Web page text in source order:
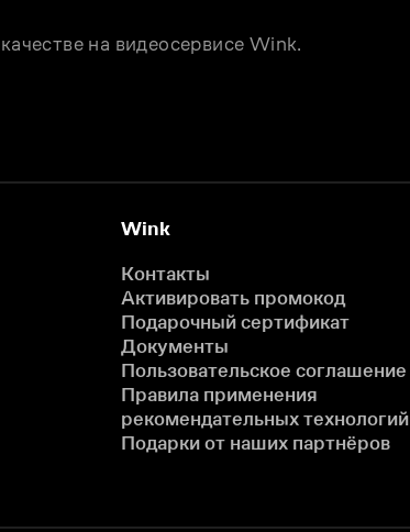
на видеосервисе Wink.
Wink
Контакты
Активировать промокод
Подарочный сертификат
Документы
Пользовательское соглашение
Правила применения
рекомендательных технологий
Подарки от наших партнёров